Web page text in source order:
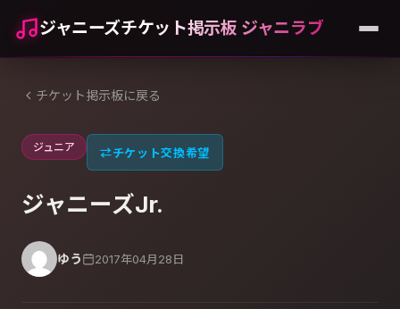
ジャニーズチケット掲示板 ジャニラブ
チケット掲示板に戻る
ジュニア ⇄チケット交換希望
ジャニーズJr.
ゆう 2017年04月28日